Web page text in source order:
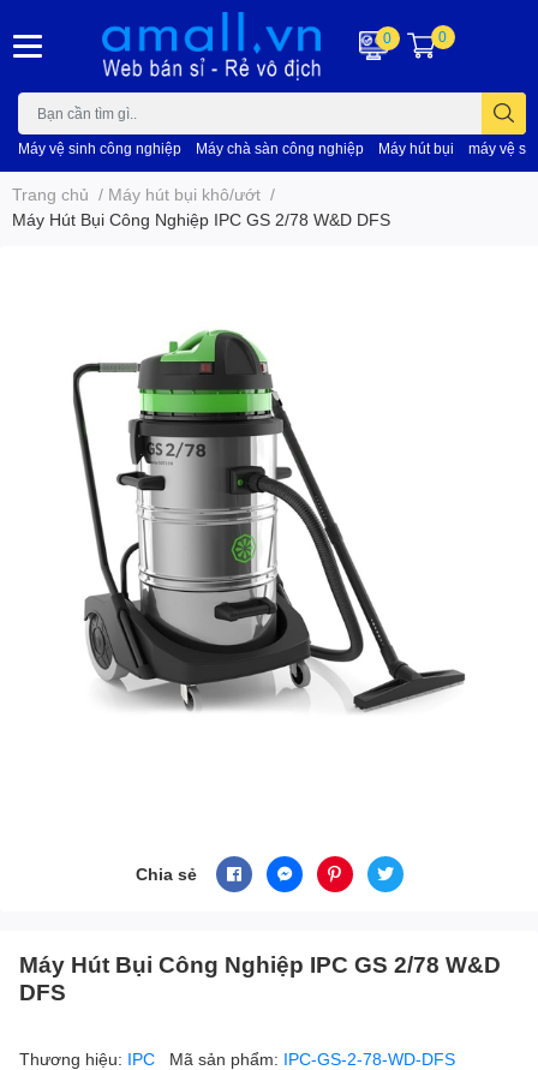
Máy vệ sinh công nghiệp Máy chà sàn công nghiệp Máy hút bụi máy vệ
0 0
Trang chủ / Máy hút bụi khô/ướt /
Máy Hút Bụi Công Nghiệp IPC GS 2/78 W&D DFS
Chia sẻ
Máy Hút Bụi Công Nghiệp IPC GS 2/78 W&D
DFS
Thương hiệu: IPC Mã sản phẩm: IPC-GS-2-78-WD-DFS